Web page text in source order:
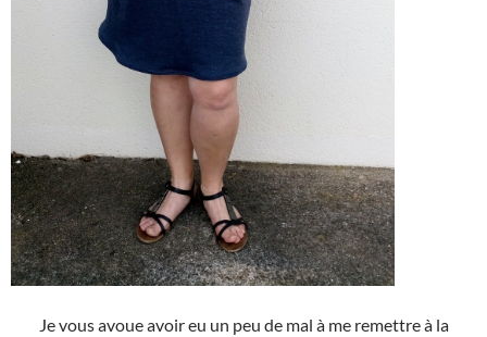
Je vous avoue avoir eu un peu de mal à me remettre à la